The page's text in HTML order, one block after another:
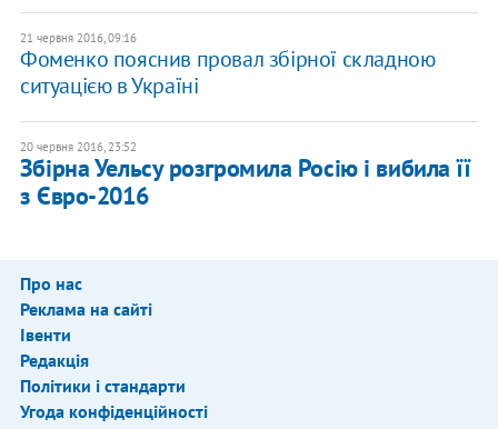
21 червня 2016, 09:16
Фоменко пояснив провал збірної складною
ситуацією в Україні
20 червня 2016, 23:52
Збірна Уельсу розгромила Росію і вибила її
з Євро-2016
Про нас
Реклама на сайті
Івенти
Редакція
Політики і стандарти
Угода конфіденційності